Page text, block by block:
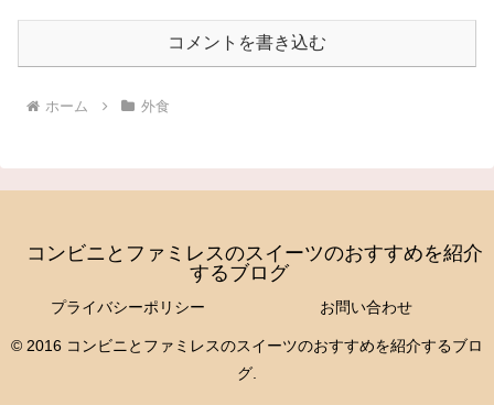
コメントを書き込む
ホーム 外食
コンビニとファミレスのスイーツのおすすめを紹介
するブログ
プライバシーポリシー お問い合わせ
© 2016 コンビニとファミレスのスイーツのおすすめを紹介するブロ
グ.